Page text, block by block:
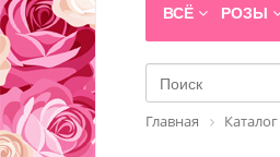
ВСЁ РОЗЫ
Главная Каталог